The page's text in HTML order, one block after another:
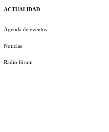
ACTUALIDAD
Agenda de eventos
Noticias
Radio fórum